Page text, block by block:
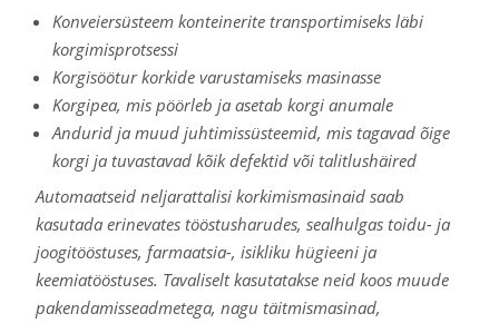
Konveiersüsteem konteinerite transportimiseks läbi
korgimisprotsessi
Korgisöötur korkide varustamiseks masinasse
Korgipea, mis pöörleb ja asetab korgi anumale
Andurid ja muud juhtimissüsteemid, mis tagavad õige
korgi ja tuvastavad kõik defektid või talitlushäired
Automaatseid neljarattalisi korkimismasinaid saab
kasutada erinevates tööstusharudes, sealhulgas toidu- ja
joogitööstuses, farmaatsia-, isikliku hügieeni ja
keemiatööstuses. Tavaliselt kasutatakse neid koos muude
pakendamisseadmetega, nagu täitmismasinad,